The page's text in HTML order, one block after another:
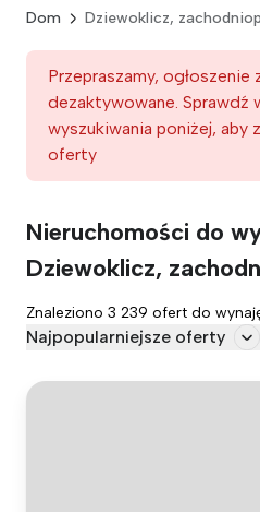
Dom Dziewoklicz,
Przepraszamy, ogłoszenie
dezaktywowane. Sprawdź
wyszukiwania poniżej, aby
oferty
Nieruchomości do
Dziewoklicz,
Znaleziono 3 239 ofert do
Najpopularniejsze oferty